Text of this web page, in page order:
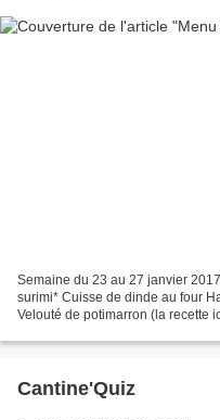
Semaine du 23 au 27 janvier
surimi* Cuisse de dinde au four
Velouté de potimarron (la recette
Cantine'Quiz